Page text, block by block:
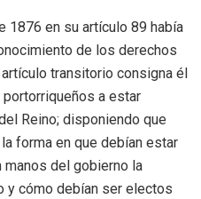
1876 en su artículo 89 había
de los derechos
transitorio consigna él
a estar
Reino; disponiendo que
forma en que debían estar
del gobierno la
y cómo debían ser electos